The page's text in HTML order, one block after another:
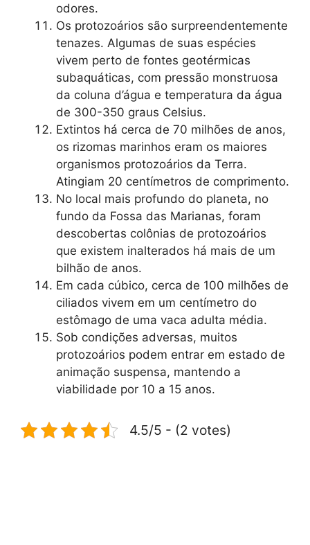
odores.
Os protozoários são surpreendentemente
tenazes. Algumas de suas espécies
vivem perto de fontes geotérmicas
subaquáticas, com pressão monstruosa
da coluna d’água e temperatura da água
de 300-350 graus Celsius.
Extintos há cerca de 70 milhões de anos,
os rizomas marinhos eram os maiores
organismos protozoários da Terra.
Atingiam 20 centímetros de comprimento.
No local mais profundo do planeta, no
fundo da Fossa das Marianas, foram
descobertas colônias de protozoários
que existem inalterados há mais de um
bilhão de anos.
Em cada cúbico, cerca de 100 milhões de
ciliados vivem em um centímetro do
estômago de uma vaca adulta média.
Sob condições adversas, muitos
protozoários podem entrar em estado de
animação suspensa, mantendo a
viabilidade por 10 a 15 anos.
4.5/5 - (2 votes)